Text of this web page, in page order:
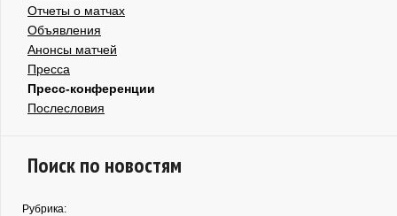
Отчеты о матчах
Объявления
Анонсы матчей
Пресса
Пресс-конференции
Послесловия
Поиск по новостям
Рубрика: